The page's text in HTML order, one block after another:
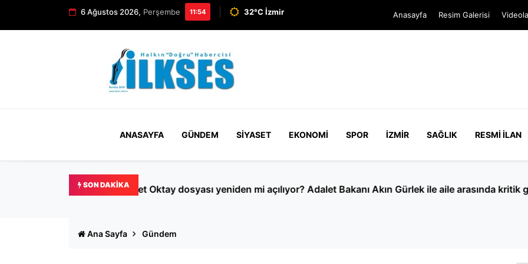
6 Ağustos 2026, Perşembe 11:54 32°C İzmir Anasayfa Resim Galerisi
ANASAYFA GÜNDEM SIYASET EKONOMI SPOR İZMIR SAĞLIK RESMI İLAN
SON DAKIKA Şişli'deki Nilda Müge Şahin cinayetinde yeni detaylar: 9 gün önce şikayetçi olduğu
Ana Sayfa Gündem